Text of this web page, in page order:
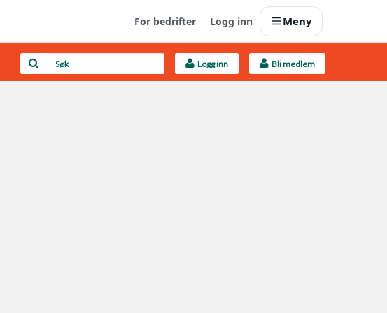
For bedrifter Logg inn Meny
Last opp selv Logg inn Bli medlem